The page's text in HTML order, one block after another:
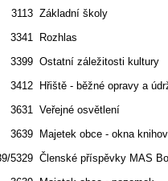
3113 Základní školy
3341
Rozhlas
3399 Ostatní záležitosti kultury
3412
Hřiště - běžné opravy a
3631 Veřejné osvětlení
3639
Majetek obce - okna
5329 Členské příspěvky MAS